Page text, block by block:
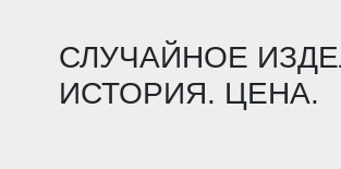
СЛУЧАЙНОЕ
ИСТОРИЯ. ЦЕНА.